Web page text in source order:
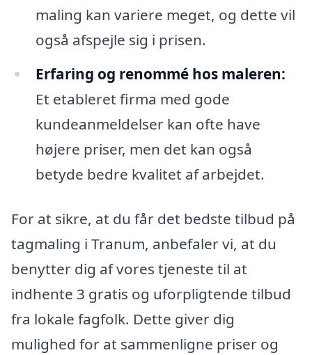
maling kan variere meget, og dette vil
også afspejle sig i prisen.
Erfaring og renommé hos maleren:
Et etableret firma med gode
kundeanmeldelser kan ofte have
højere priser, men det kan også
betyde bedre kvalitet af arbejdet.
For at sikre, at du får det bedste tilbud på
tagmaling i Tranum, anbefaler vi, at du
benytter dig af vores tjeneste til at
indhente 3 gratis og uforpligtende tilbud
fra lokale fagfolk. Dette giver dig
mulighed for at sammenligne priser og